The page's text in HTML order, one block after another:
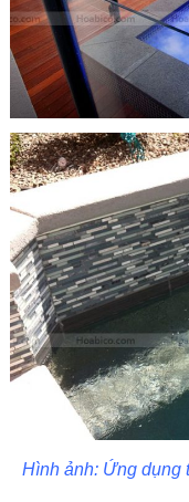
Hình ảnh: Ứng dụng